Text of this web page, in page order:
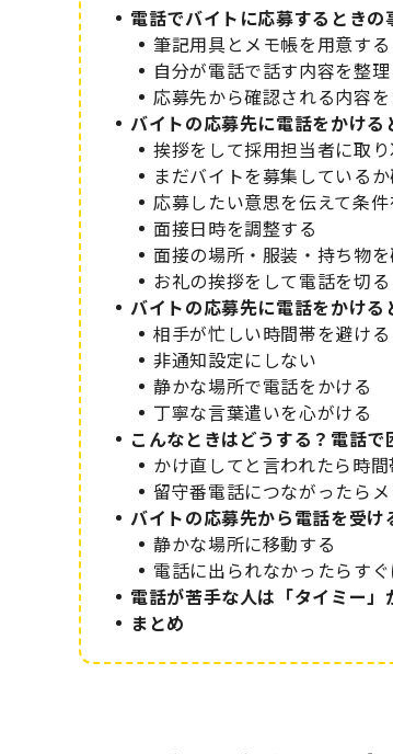
電話でバイトに応募するときの
筆記用具とメモ帳を用意する
自分が電話で話す内容を整
応募先から確認される内容
バイトの応募先に電話をかける
挨拶をして採用担当者に取
まだバイトを募集している
応募したい意思を伝えて条
面接日時を調整する
面接の場所・服装・持ち物
お礼の挨拶をして電話を切る
バイトの応募先に電話をかける
相手が忙しい時間帯を避ける
非通知設定にしない
静かな場所で電話をかける
丁寧な言葉遣いを心がける
こんなときはどうする？電話
かけ直してと言われたら時
留守番電話につながったら
バイトの応募先から電話を受け
静かな場所に移動する
電話に出られなかったらす
電話が苦手な人は「タイミー」
まとめ